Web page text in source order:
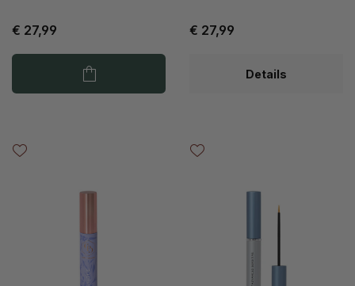
€ 27,99 € 27,99
Details